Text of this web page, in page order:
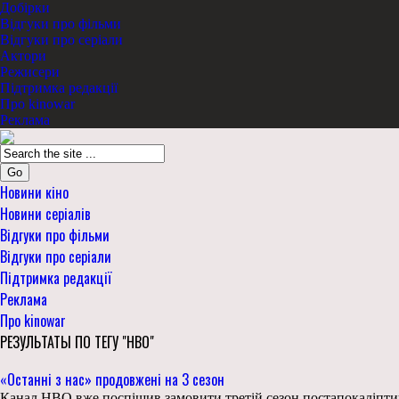
Добірки
Відгуки про фільми
Відгуки про серіали
Актори
Режисери
Підтримка редакції
Про kinowar
Реклама
Go
Новини кіно
Новини серіалів
Відгуки про фільми
Відгуки про серіали
Підтримка редакції
Реклама
Про kinowar
РЕЗУЛЬТАТЫ ПО ТЕГУ "HBO"
«Останні з нас» продовжені на 3 сезон